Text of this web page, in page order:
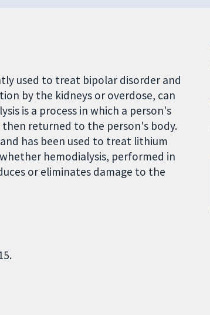
used to treat bipolar disorder and
by the kidneys or overdose, can
is a process in which a person's
returned to the person's body.
has been used to treat lithium
hemodialysis, performed in
or eliminates damage to the